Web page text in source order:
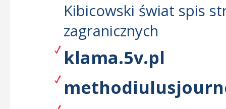
Kibicowski świat spis
zagranicznych
klama.5v.pl